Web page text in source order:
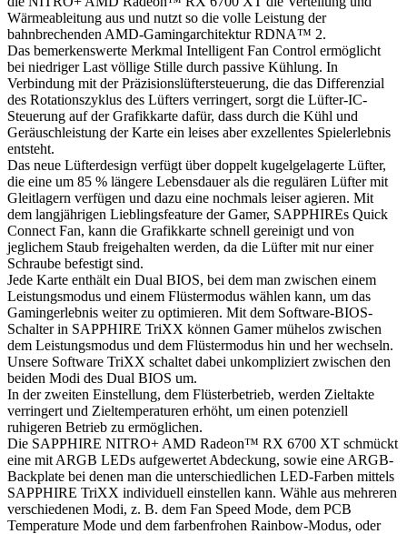
Wärmeableitung aus und nutzt so die volle Leistung der
bahnbrechenden AMD-Gamingarchitektur RDNA™ 2.
Das bemerkenswerte Merkmal Intelligent Fan Control ermöglicht
bei niedriger Last völlige Stille durch passive Kühlung. In
Verbindung mit der Präzisionslüftersteuerung, die das Differenzial
des Rotationszyklus des Lüfters verringert, sorgt die Lüfter-IC-
Steuerung auf der Grafikkarte dafür, dass durch die Kühl und
Geräuschleistung der Karte ein leises aber exzellentes Spielerlebnis
entsteht.
Das neue Lüfterdesign verfügt über doppelt kugelgelagerte Lüfter,
die eine um 85 % längere Lebensdauer als die regulären Lüfter mit
Gleitlagern verfügen und dazu eine nochmals leiser agieren. Mit
dem langjährigen Lieblingsfeature der Gamer, SAPPHIREs Quick
Connect Fan, kann die Grafikkarte schnell gereinigt und von
jeglichem Staub freigehalten werden, da die Lüfter mit nur einer
Schraube befestigt sind.
Jede Karte enthält ein Dual BIOS, bei dem man zwischen einem
Leistungsmodus und einem Flüstermodus wählen kann, um das
Gamingerlebnis weiter zu optimieren. Mit dem Software-BIOS-
Schalter in SAPPHIRE TriXX können Gamer mühelos zwischen
dem Leistungsmodus und dem Flüstermodus hin und her wechseln.
Unsere Software TriXX schaltet dabei unkompliziert zwischen den
beiden Modi des Dual BIOS um.
In der zweiten Einstellung, dem Flüsterbetrieb, werden Zieltakte
verringert und Zieltemperaturen erhöht, um einen potenziell
ruhigeren Betrieb zu ermöglichen.
Die SAPPHIRE NITRO+ AMD Radeon™ RX 6700 XT schmückt
eine mit ARGB LEDs aufgewertet Abdeckung, sowie eine ARGB-
Backplate bei denen man die unterschiedlichen LED-Farben mittels
SAPPHIRE TriXX individuell einstellen kann. Wähle aus mehreren
verschiedenen Modi, z. B. dem Fan Speed Mode, dem PCB
Temperature Mode und dem farbenfrohen Rainbow-Modus, oder